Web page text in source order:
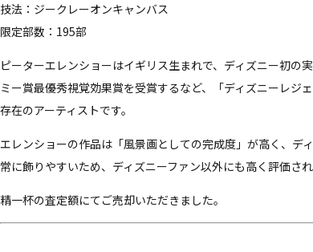
技法：ジークレーオンキャンバス
限定部数：195部
ピーターエレンショーはイギリス生まれで、ディズニー初の
ミー賞最優秀視覚効果賞を受賞するなど、「ディズニーレジ
存在のアーティストです。
エレンショーの作品は「風景画としての完成度」が高く、デ
常に飾りやすいため、ディズニーファン以外にも高く評価され
精一杯の査定額にてご売却いただきました。